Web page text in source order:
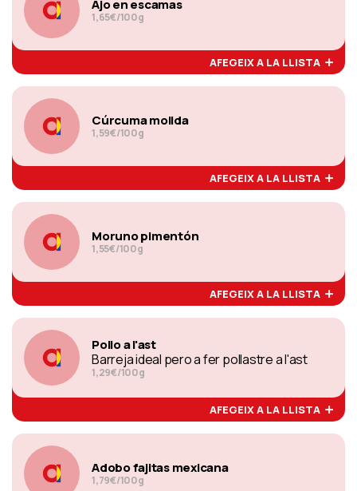
Ajo en escamas
1,65€/100g
AFEGEIX A LA LLISTA
Cúrcuma molida
1,59€/100g
AFEGEIX A LA LLISTA
Moruno pimentón
1,55€/100g
AFEGEIX A LA LLISTA
Pollo a l'ast
Barreja ideal pero a fer pollastre a l'ast
1,29€/100g
AFEGEIX A LA LLISTA
Adobo fajitas mexicana
1,79€/100g